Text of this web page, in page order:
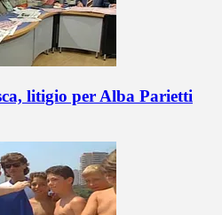
litigio per Alba Parietti